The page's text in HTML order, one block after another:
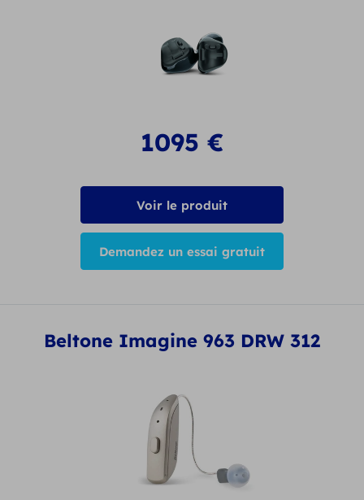
1095 €
Voir le produit
Demandez un essai gratuit
Beltone Imagine 963 DRW 312